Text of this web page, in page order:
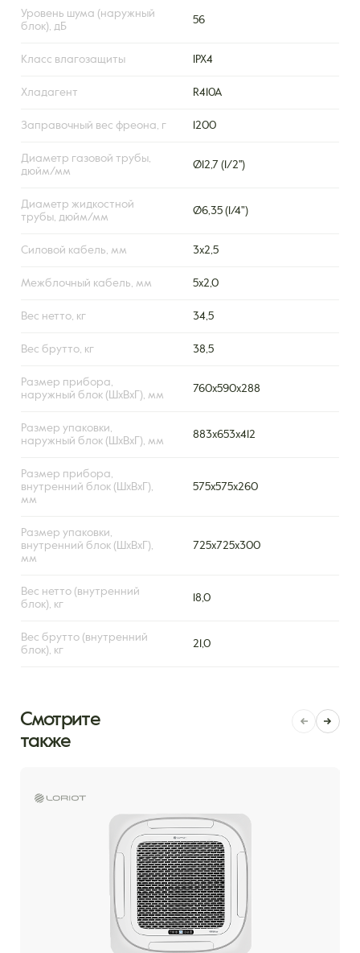
Уровень шума (наружный
блок), дБ
56
Класс влагозащиты IPX4
Хладагент R410A
Заправочный вес фреона, г 1200
Диаметр газовой трубы,
дюйм/мм
Ø12,7 (1/2'')
Диаметр жидкостной
трубы, дюйм/мм
Ø6,35 (1/4")
Силовой кабель, мм 3х2,5
Межблочный кабель, мм 5х2,0
Вес нетто, кг 34,5
Вес брутто, кг 38,5
Размер прибора,
наружный блок (ШxВxГ), мм
760х590х288
Размер упаковки,
наружный блок (ШxВxГ), мм
883х653х412
Размер прибора,
внутренний блок (ШxВxГ),
мм
575x575x260
Размер упаковки,
внутренний блок (ШxВxГ),
мм
725x725x300
Вес нетто (внутренний
блок), кг
18,0
Вес брутто (внутренний
блок), кг
21,0
Смотрите
также